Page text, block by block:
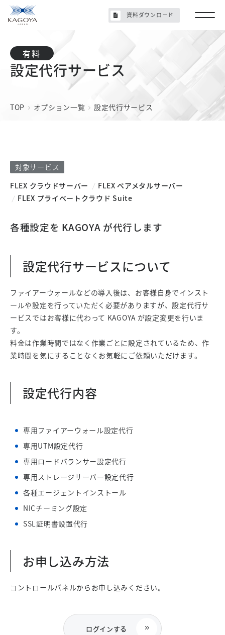
設定代行サービス
TOP オプション一覧 設定代行サービス
対象サービス
FLEX クラウドサーバー
FLEX ベアメタルサーバー
FLEX プライベートクラウド Suite
各種設定を KAGOYA が代行します
設定代行サービスについて
ファイアーウォールなどの導入後は、お客様自身でインスト
ールや設定を行っていただく必要がありますが、設定代行サ
ービスではお客様に代わって KAGOYA が設定変更を行いま
す。
料金は作業時間ではなく作業ごとに設定されているため、作
業時間を気にすることなくお気軽にご依頼いただけます。
設定代行内容
専用ファイアーウォール設定代行
専用UTM設定代行
専用ロードバランサー設定代行
専用ストレージサーバー設定代行
各種エージェントインストール
NICチーミング設定
SSL証明書設置代行
お申し込み方法
コントロールパネルからお申し込みください。
ログインする
資料ダウンロード